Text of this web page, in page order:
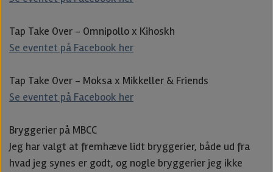
Tap Take Over - Omnipollo x Kihoskh
Se eventet på Facebook her
Tap Take Over - Moksa x Mikkeller & Friends
Se eventet på Facebook her
Bryggerier på MBCC
Jeg har valgt at fremhæve lidt bryggerier, både ud fra
hvad jeg synes er godt, og nogle bryggerier jeg ikke